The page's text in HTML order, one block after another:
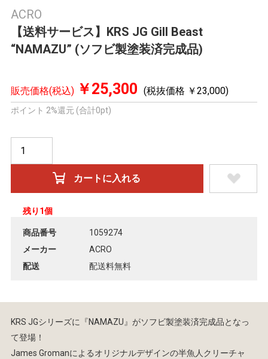
ACRO
【送料サービス】KRS JG Gill Beast
“NAMAZU” (ソフビ製塗装済完成品)
販売価格(税込) ￥25,300 (税抜価格 ￥23,000)
ポイント 2%還元 (合計0pt)
残り1個
商品番号
1059274
メーカー
ACRO
配送
配送料無料
KRS JGシリーズに『NAMAZU』がソフビ製塗装済完成品となっ
て登場！
James Gromanによるオリジナルデザインの半魚人クリーチャ